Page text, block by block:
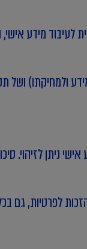
לעיבוד מידע
ניתן לזיהוי.
לפרטיות, גם